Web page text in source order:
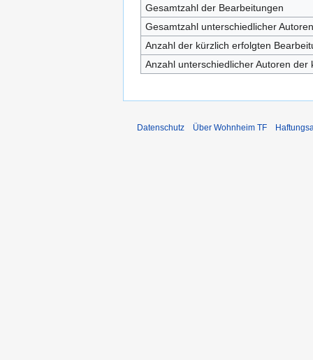
Gesamtzahl der Bearbeitungen
Gesamtzahl unterschiedlicher Autoren
Anzahl der kürzlich erfolgten
Anzahl unterschiedlicher Autoren
Datenschutz Über Wohnheim TF